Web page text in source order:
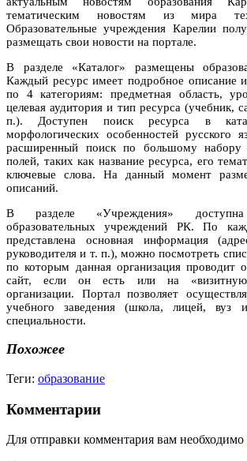
тематическим новостям из мира
Образовательные учреждения Карелии
размещать свои новости на портале.
В разделе «Каталог» размещены
Каждый ресурс имеет подробное описание
по 4 категориям: предметная область,
целевая аудитория и тип ресурса (учебник,
п.). Доступен поиск ресурса в
морфологических особенностей русского
расширенный поиск по большому набору
полей, таких как название ресурса, его
ключевые слова. На данный момент
описаний.
В разделе «Учреждения»
образовательных учреждений РК. По
представлена основная информация
руководителя и т. п.), можно посмотреть
по которым данная организация проводит
сайт, если он есть или на «визитную
организации. Портал позволяет
учебного заведения (школа, лицей,
специальности.
Похожее
Теги: образование
Комментарии
Для отправки комментария вам необходимо